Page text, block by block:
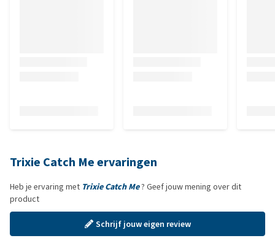
Trixie Catch Me ervaringen
Heb je ervaring met Trixie Catch Me? Geef jouw mening over dit
product
Schrijf jouw eigen review